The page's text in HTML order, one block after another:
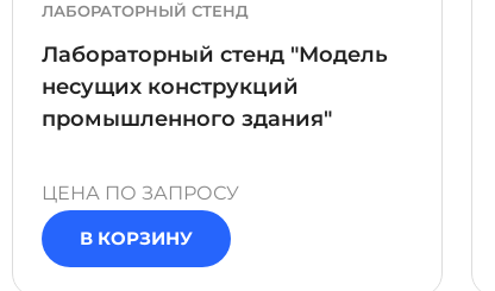
ЛАБОРАТОРНЫЙ СТЕНД
Лабораторный стенд "Модель
несущих конструкций
промышленного здания"
ЦЕНА ПО ЗАПРОСУ
В КОРЗИНУ